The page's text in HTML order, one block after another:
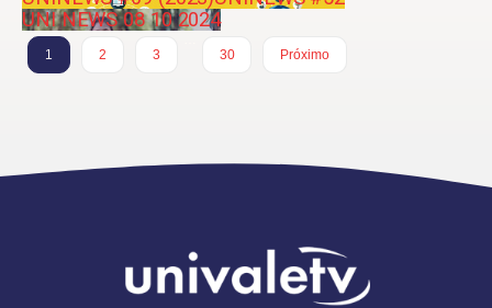
UNI NEWS 08 10 2024
1 2 3
30
Próximo